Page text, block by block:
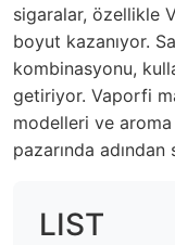
sigaralar, özellikle
boyut kazanıyor.
kombinasyonu,
getiriyor. Vaporfi
modelleri ve
pazarında
LIST